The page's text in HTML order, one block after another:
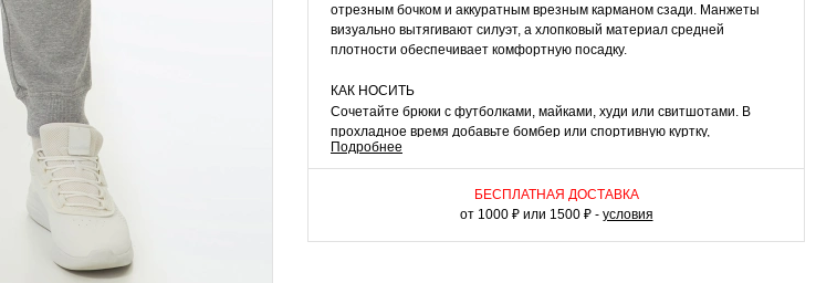
отрезным бочком и аккуратным врезным карманом сзади. Манжеты
визуально вытягивают силуэт, а хлопковый материал средней
плотности обеспечивает комфортную посадку.
КАК НОСИТЬ
Сочетайте брюки с футболками, майками, худи или свитшотами. В
прохладное время добавьте бомбер или спортивную куртку,
завершите образ кедами или кроссовками. Универсальная модель для
повседневного и спортивного гардероба.
Подробнее
БЕСПЛАТНАЯ ДОСТАВКА
от 1000 ₽ или 1500 ₽ - условия